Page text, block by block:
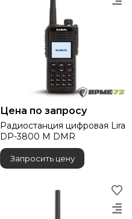
Цена по запросу
Радиостанция цифровая Lira
DP-3800 M DMR
Запросить цену